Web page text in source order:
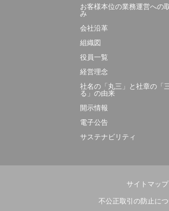
お客様本位の業務運営への
み
会社沿革
組織図
役員一覧
経営理念
社名の「丸三」と社章の「
る」の由来
開示情報
電子公告
サステナビリティ
サイトマップ
不公正取引の防止に